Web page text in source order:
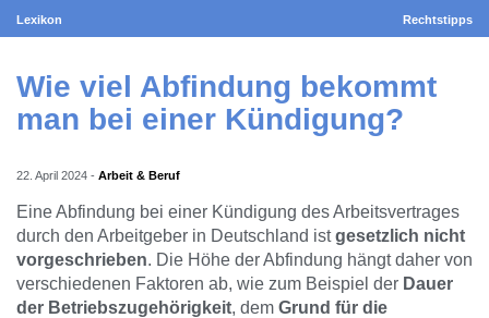
Lexikon Rechtstipps
Wie viel Abfindung bekommt
man bei einer Kündigung?
22. April 2024 - Arbeit & Beruf
Eine Abfindung bei einer Kündigung des Arbeitsvertrages
durch den Arbeitgeber in Deutschland istgesetzlich nicht
vorgeschrieben. Die Höhe der Abfindung hängt daher von
verschiedenen Faktoren ab, wie zum Beispiel der Dauer
der Betriebszugehörigkeit, dem Grund für die